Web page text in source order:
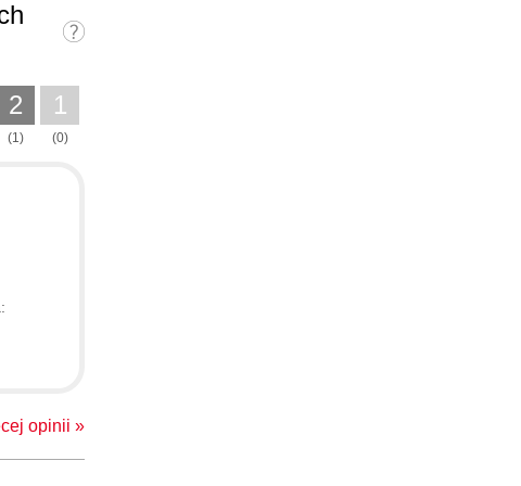
00:09:48
00:04:22
00:02:11
2
(1)
1
(0)
opinii »